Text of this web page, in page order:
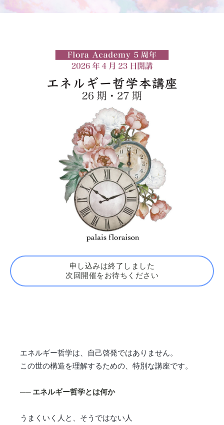
申し込みは終了しました
次回開催をお待ちください
エネルギー哲学は、自己啓発ではありません。
この世の構造を理解するための、特別な講座です。
── エネルギー哲学とは何か
うまくいく人と、そうではない人